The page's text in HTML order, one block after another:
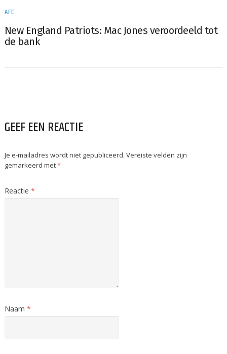
AFC
New England Patriots: Mac Jones veroordeeld tot
de bank
GEEF EEN REACTIE
Je e-mailadres wordt niet gepubliceerd. Vereiste velden zijn
gemarkeerd met*
Reactie *
Naam *